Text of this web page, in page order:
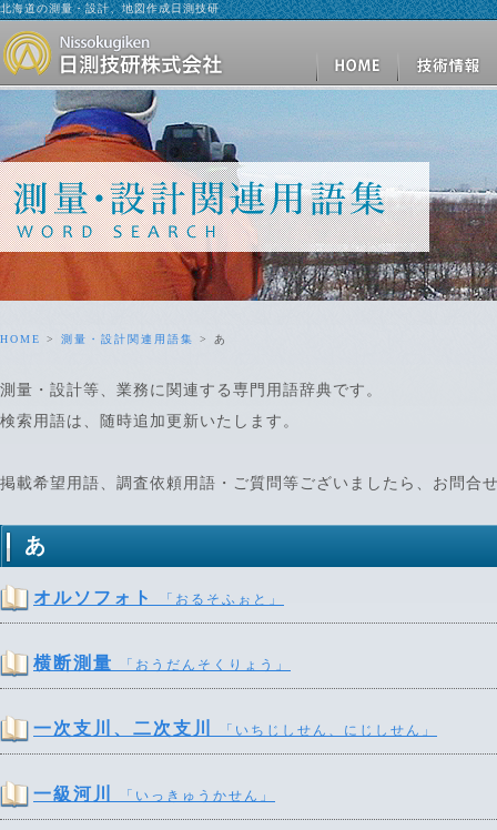
北海道の測量・設計、地図作成日測技研
HOME > 測量・設計関連用語集 > あ
測量・設計等、業務に関連する専門用語辞典です。
検索用語は、随時追加更新いたします。
掲載希望用語、調査依頼用語・ご質問等ございましたら、お問合
あ
オルソフォト 「おるそふぉと」
横断測量 「おうだんそくりょう」
一次支川、二次支川 「いちじしせん、にじしせん」
一級河川 「いっきゅうかせん」